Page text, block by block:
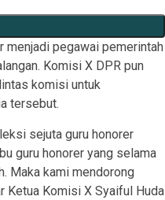
menjadi pegawai pemerintah
Komisi X DPR pun
komisi untuk
tersebut.
sejuta guru honorer
guru honorer yang selama
Maka kami mendorong
Ketua Komisi X Syaiful Huda